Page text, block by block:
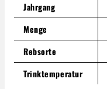
Jahrgang
Menge
Rebsorte
Trinktemperatur